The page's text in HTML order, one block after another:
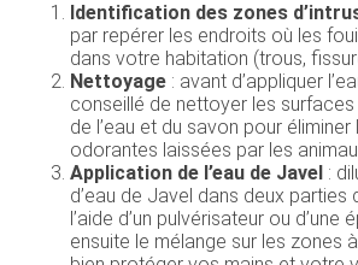
Identification des zones
par repérer les endroits où les
dans votre habitation (trous,
Nettoyage: avant d’appliquer
conseillé de nettoyer les
de l’eau et du savon pour
odorantes laissées par les
Application de l’eau de Javel :
d’eau de Javel dans deux parties
l’aide d’un pulvérisateur ou d’une
ensuite le mélange sur les zones